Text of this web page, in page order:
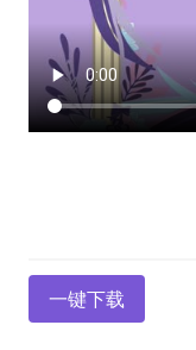
一键下载